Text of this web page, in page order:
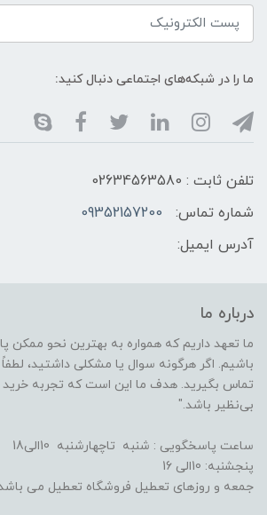
ما را در شبکه‌های اجتماعی دنبال کنید:
تلفن ثابت : 02634563580
شماره تماس:
09352157200
آدرس ایمیل:
درباره ما
ما تعهد داریم که همواره به بهترین نحو ممکن
باشیم. اگر هرگونه سوال یا مشکلی داشتید،
تماس بگیرید. هدف ما این است که تجربه خرید
بی‌نظیر باشد."
ساعت پاسخگویی : شنبه تاچهارشنبه 10الی18
پنجشنبه: 10الی 16
جمعه و روزهای تعطیل فروشگاه تعطیل می